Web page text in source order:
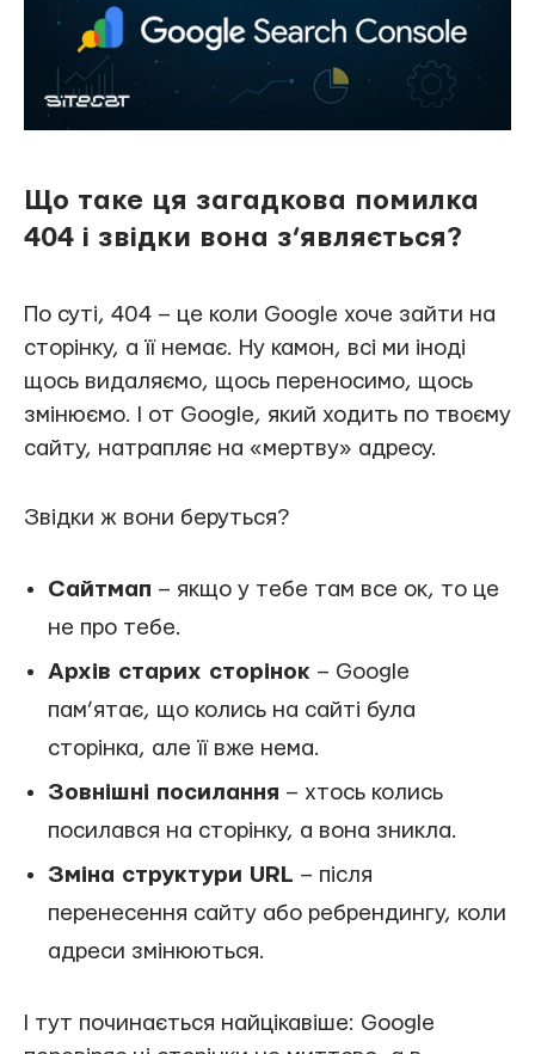
Що таке ця загадкова помилка
404 і звідки вона з’являється?
По суті, 404 – це коли Google хоче зайти на
сторінку, а її немає. Ну камон, всі ми іноді
щось видаляємо, щось переносимо, щось
змінюємо. І от Google, який ходить по твоєму
сайту, натрапляє на «мертву» адресу.
Звідки ж вони беруться?
Сайтмап – якщо у тебе там все ок, то це
не про тебе.
Архів старих сторінок – Google
пам’ятає, що колись на сайті була
сторінка, але її вже нема.
Зовнішні посилання – хтось колись
посилався на сторінку, а вона зникла.
Зміна структури URL – після
перенесення сайту або ребрендингу, коли
адреси змінюються.
І тут починається найцікавіше: Google